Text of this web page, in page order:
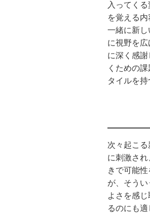
入ってく
を覚える
一緒に新
に視野を
に深く感
くための
タイルを持
次々起こ
に刺激さ
きで可能
が、そう
よさを感
るのにも